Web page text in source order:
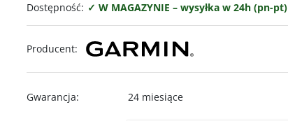
Dostępność: ✓ W MAGAZYNIE – wysyłka w 24h (pn-pt)
Producent:
Gwarancja: 24 miesiące